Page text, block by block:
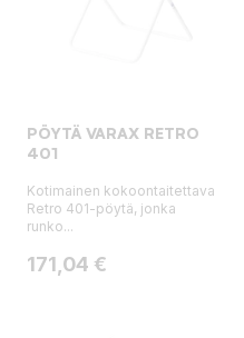
PÖYTÄ VARAX RETRO
401
Kotimainen kokoontaitettava
Retro 401-pöytä, jonka
runko...
Hinta
171,04 €